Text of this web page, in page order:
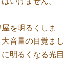
を明るくしま
音量の目覚まし
明るくなる光目